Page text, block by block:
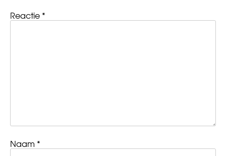
Reactie *
Naam *